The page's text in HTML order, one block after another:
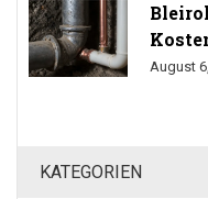
August
KATEGORIEN